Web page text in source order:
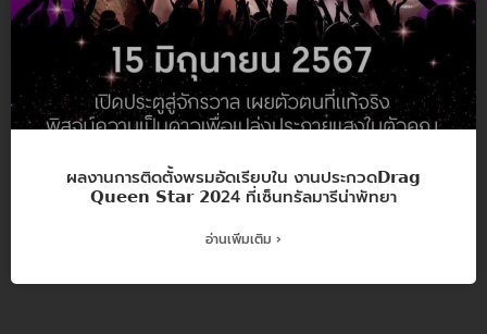
ผลงานการติดตั้งพรมอัดเรียบใน งานประกวด𝗗𝗿𝗮𝗴
𝗤𝘂𝗲𝗲𝗻 𝗦𝘁𝗮𝗿 𝟮𝟬24 ที่เซ็นทรัลมารีน่าพัทยา
อ่านเพิ่มเติม ›